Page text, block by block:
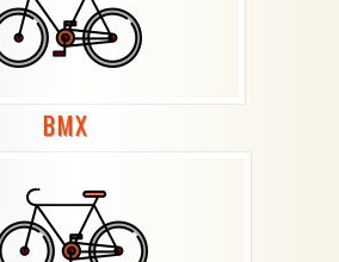
BMX